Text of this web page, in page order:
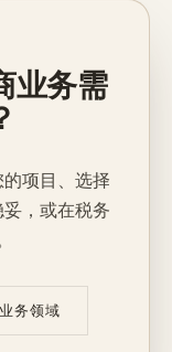
业务需
项目、选择
，或在税务
务领域